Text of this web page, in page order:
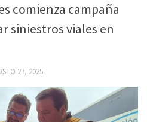
comienza campaña
siniestros viales en
27, 2025